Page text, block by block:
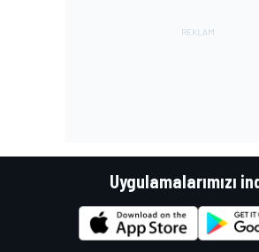
Uygulamalarımızı